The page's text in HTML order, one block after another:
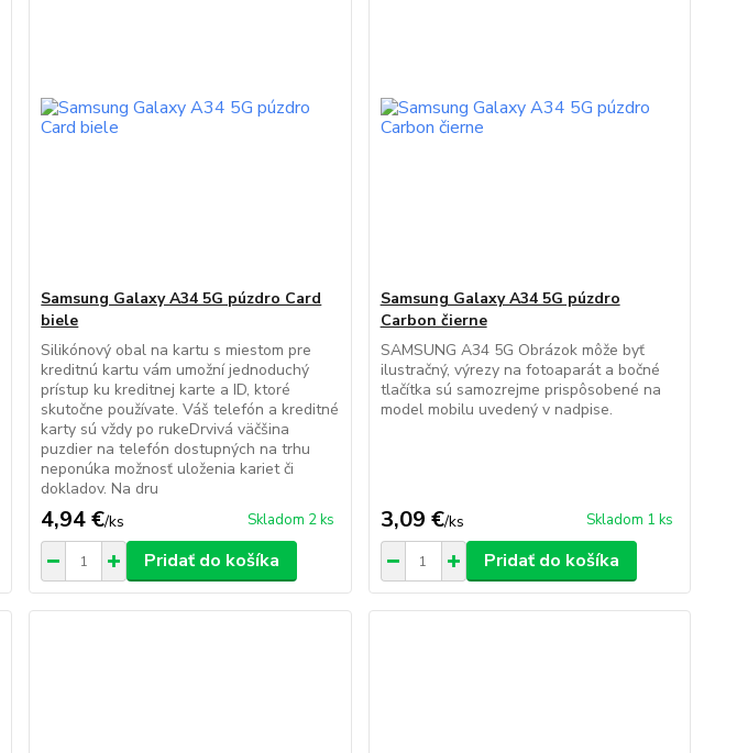
Samsung Galaxy A34 5G púzdro Card
biele
Silikónový obal na kartu s miestom pre
kreditnú kartu vám umožní jednoduchý
prístup ku kreditnej karte a ID, ktoré
skutočne používate. Váš telefón a kreditné
karty sú vždy po rukeDrvivá väčšina
puzdier na telefón dostupných na trhu
neponúka možnosť uloženia kariet či
dokladov. Na dru
4,94 €/ks Skladom 2 ks
Pridať do košíka
Samsung Galaxy A34 5G púzdro
Carbon čierne
SAMSUNG A34 5G Obrázok môže byť
ilustračný, výrezy na fotoaparát a bočné
tlačítka sú samozrejme prispôsobené na
model mobilu uvedený v nadpise.
3,09 €/ks Skladom 1 ks
Pridať do košíka